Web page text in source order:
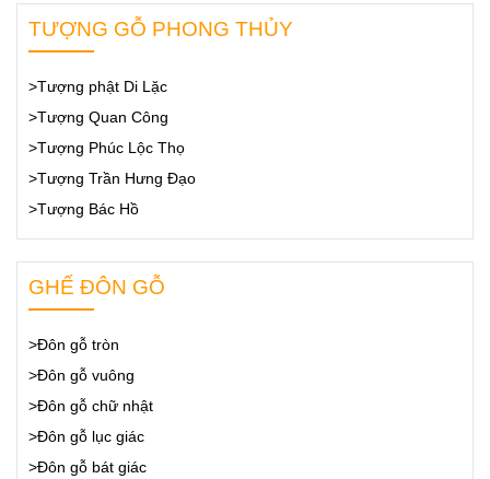
TƯỢNG GỖ PHONG THỦY
>Tượng phật Di Lặc
>Tượng Quan Công
>Tượng Phúc Lộc Thọ
>Tượng Trần Hưng Đạo
>Tượng Bác Hồ
GHẾ ĐÔN GỖ
>Đôn gỗ tròn
>Đôn gỗ vuông
>Đôn gỗ chữ nhật
>Đôn gỗ lục giác
>Đôn gỗ bát giác